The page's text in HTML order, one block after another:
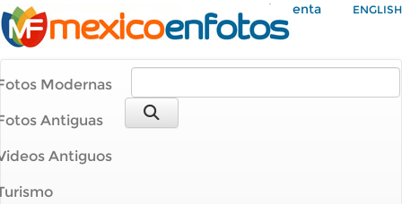
Mi Cuenta ENGLISH
Modernas
Antiguas
Antiguos